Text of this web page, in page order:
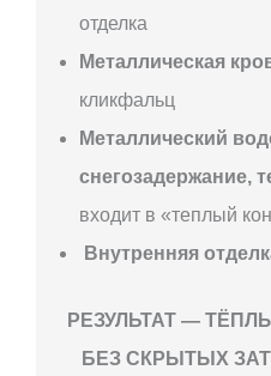
отделка
Металлическая
кликфальц
Металлический
снегозадержание,
входит в «теплый
Внутренняя
РЕЗУЛЬТАТ —
БЕЗ СКРЫТЫХ